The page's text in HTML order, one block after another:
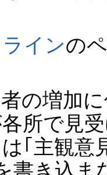
インの
の増加
所で見
｢主観意
書き込ま